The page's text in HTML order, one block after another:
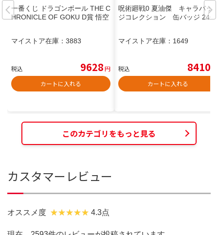
一番くじ ドラゴンボール THE C
HRONICLE OF GOKU D賞 悟空
マイストア在庫： 3883
税込 9628円
カートに入れる
呪術廻戦0 夏油傑 キャラバッ
ジコレクション 缶バッジ 24個
マイストア在庫： 1649
税込 8410
カートに入れる
このカテゴリをもっと見る
カスタマーレビュー
オススメ度 4.3点